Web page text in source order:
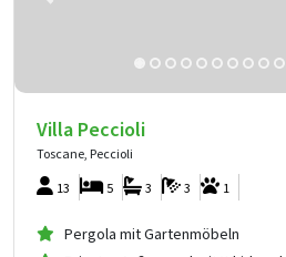
Villa Peccioli
Toscane, Peccioli
13
1
3
3
5
Pergola mit Gartenmöbeln